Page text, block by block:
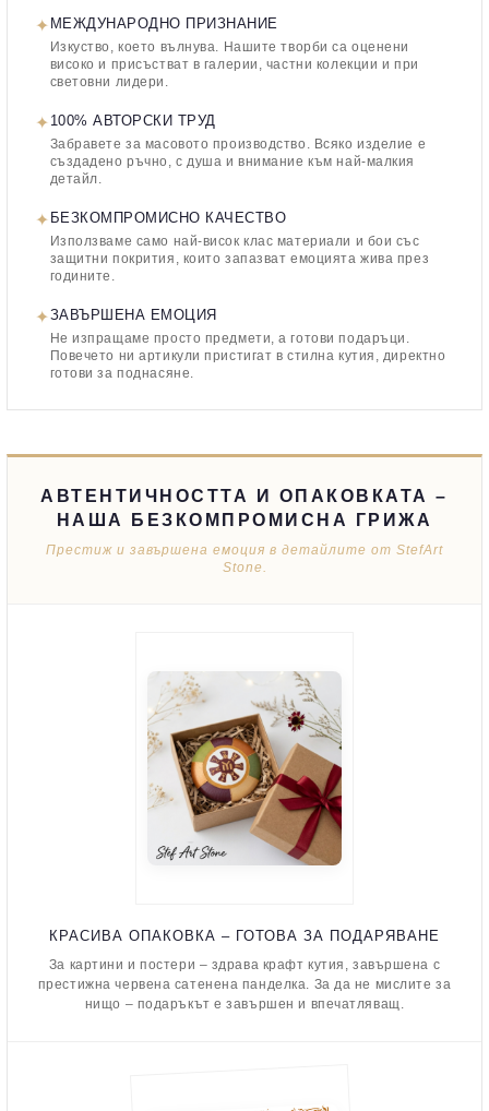
✦ МЕЖДУНАРОДНО ПРИЗНАНИЕ
Изкуство, което вълнува. Нашите творби са оценени
високо и присъстват в галерии, частни колекции и при
световни лидери.
✦ 100% АВТОРСКИ ТРУД
Забравете за масовото производство. Всяко изделие е
създадено ръчно, с душа и внимание към най-малкия
детайл.
✦ БЕЗКОМПРОМИСНО КАЧЕСТВО
Използваме само най-висок клас материали и бои със
защитни покрития, които запазват емоцията жива през
годините.
✦ЗАВЪРШЕНА ЕМОЦИЯ
Не изпращаме просто предмети, а готови подаръци.
Повечето ни артикули пристигат в стилна кутия, директно
готови за поднасяне.
АВТЕНТИЧНОСТТА И ОПАКОВКАТА –
НАША БЕЗКОМПРОМИСНА ГРИЖА
Престиж и завършена емоция в детайлите от StefArt
Stone.
КРАСИВА ОПАКОВКА – ГОТОВА ЗА ПОДАРЯВАНЕ
За картини и постери – здрава крафт кутия, завършена с
престижна червена сатенена панделка. За да не мислите за
нищо – подаръкът е завършен и впечатляващ.